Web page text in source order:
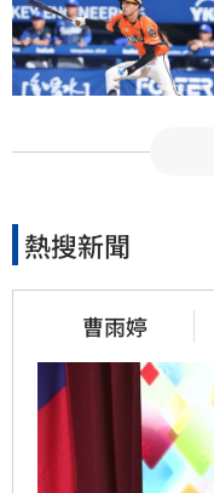
熱搜新聞
曹雨婷